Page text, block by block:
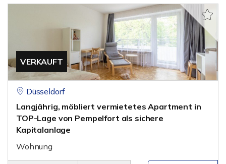
VERKAUFT
Düsseldorf
Langjährig, möbliert vermietetes Apartment in
TOP-Lage von Pempelfort als sichere
Kapitalanlage
Wohnung